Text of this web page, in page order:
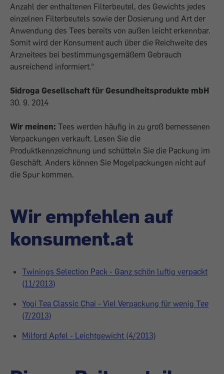
Anzahl der enthaltenen Filterbeutel, des Gewichts jedes
einzelnen Filterbeutels sowie der Dosierung und Art der
Anwendung des Tees bereits von außen leicht erkennbar.
Somit wird der Konsument auch über die Reichweite des
Arzneitees bei bestimmungsgemäßem Gebrauch
ausreichend informiert.“
Sidroga Gesellschaft für Gesundheitsprodukte mbH
30. 9. 2014
Wir meinen: Tees werden häufig in zu groß bemessenen
Verpackungen verkauft. Lesen Sie die
Produktkennzeichnung und schütteln Sie die Packung im
Geschäft. Anders können Sie Mogelpackungen nicht auf
die Spur kommen.
Wir empfehlen auf
konsument.at
Twinings Selection Pack - Ganz schön luftig verpackt
(11/2013)
Yogi Tea Classic Chai - Viel Verpackung für wenig Tee
(7/2013)
Milford Apfel - Leichtgewicht (4/2013)